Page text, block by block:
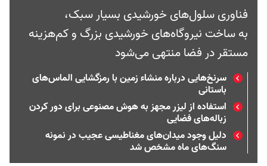
فناوری سلول‌های خورشیدی بسیار سبک،
به ساخت نیروگاه‌های خورشیدی بزرگ و کم‌هزینه‌
مستقر در فضا منتهی می‌شود
سرنخ‌هایی درباره منشاء زمین با رمزگشایی الماس‌های
باستانی
استفاده از لیزر مجهز به هوش مصنوعی برای دور کردن
زباله‌های فضایی
دلیل وجود میدان‌‌های مغناطیسی عجیب در نمونه‌
سنگ‌های ماه مشخص شد